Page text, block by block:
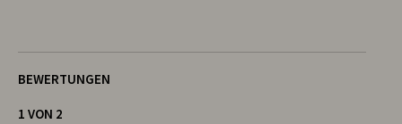
BEWERTUNGEN
1 VON 2